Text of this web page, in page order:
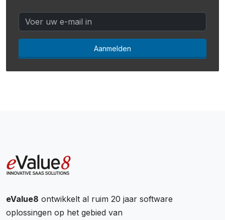
Aanmelden
eValue8 ontwikkelt al ruim 20 jaar software
oplossingen op het gebied van